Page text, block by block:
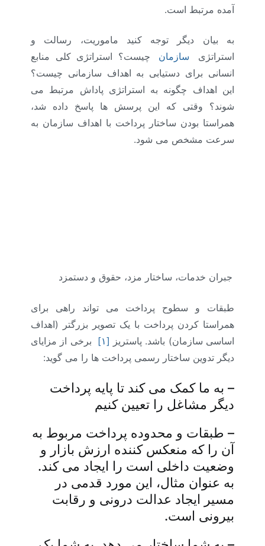
آمده مرتبط است.
به بیان دیگر توجه کنید ماموریت، رسالت و
استراتژی
سازمان
چیست؟ استراتژی کلی منابع
انسانی برای دستیابی به اهداف سازمانی چیست؟
این اهداف چگونه به استراتژی پاداش مرتبط می
شوند؟ وقتی که این پرسش ها پاسخ داده شد،
همراستا بودن ساختار پرداخت با اهداف سازمان به
سرعت مشخص می شود.
جبران خدمات، ساختار مزد، حقوق و دستمزد
طبقات و سطوح پرداخت می تواند راهی برای
همراستا کردن پرداخت با یک تصویر بزرگتر (اهداف
اساسی سازمان) باشد. پاستریز [۱]
برخی از مزایای
دیگر تدوین ساختار رسمی پرداخت ها را می گوید:
– به ما کمک می کند تا پایه پرداخت
دیگر مشاغل را تعیین کنیم
– طبقات و محدوده پرداخت مربوط به
آن را که منعکس کننده ارزش بازار و
وضعیت داخلی است را ایجاد می کند.
به عنوان مثال، این مورد قدمی در
مسیر ایجاد عدالت درونی و رقابت
بیرونی است.